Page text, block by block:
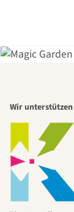
Wir unterstützen